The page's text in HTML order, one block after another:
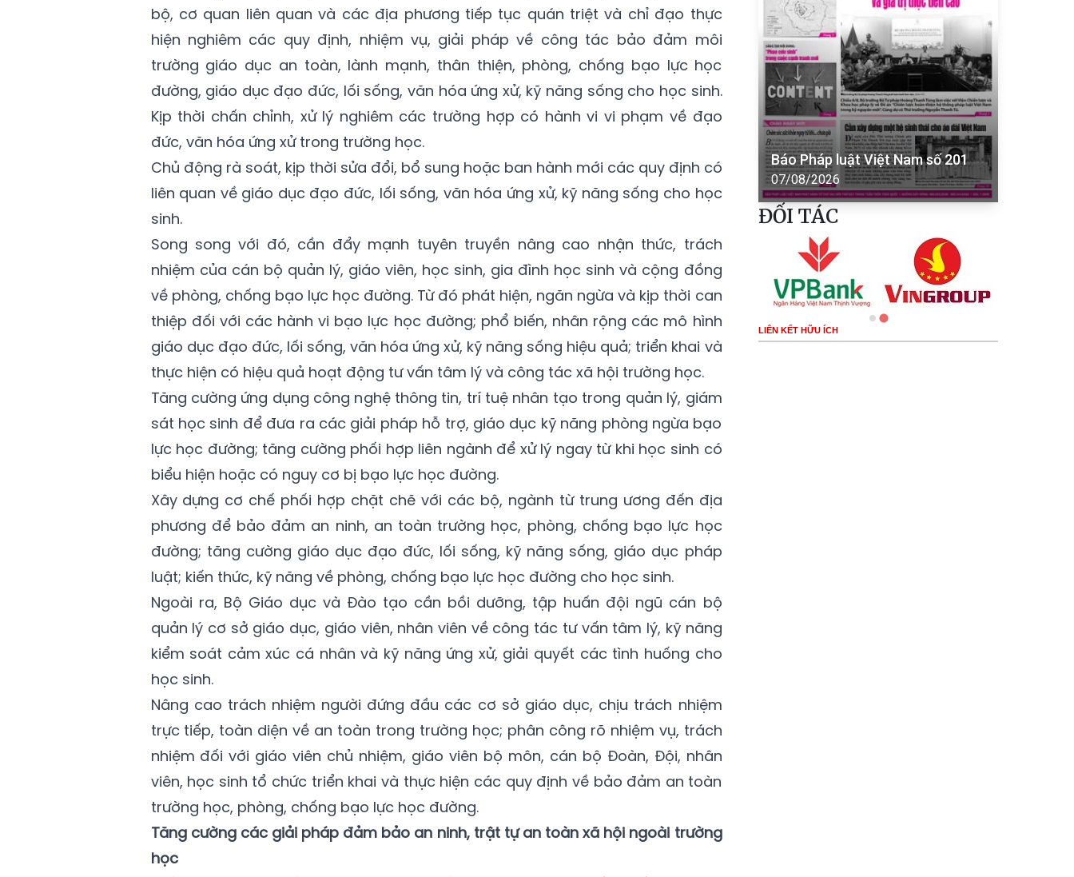
bộ, cơ quan liên quan và các địa phương tiếp tục quán triệt và chỉ đạo thực
hiện nghiêm các quy định, nhiệm vụ, giải pháp về công tác bảo đảm môi
trường giáo dục an toàn, lành mạnh, thân thiện, phòng, chống bạo lực học
đường, giáo dục đạo đức, lối sống, văn hóa ứng xử, kỹ năng sống cho học sinh.
Kịp thời chấn chỉnh, xử lý nghiêm các trường hợp có hành vi vi phạm về đạo
đức, văn hóa ứng xử trong trường học.
Chủ động rà soát, kịp thời sửa đổi, bổ sung hoặc ban hành mới các quy định có
liên quan về giáo dục đạo đức, lối sống, văn hóa ứng xử, kỹ năng sống cho học
sinh.
Song song với đó, cần đẩy mạnh tuyên truyền nâng cao nhận thức, trách
nhiệm của cán bộ quản lý, giáo viên, học sinh, gia đình học sinh và cộng đồng
về phòng, chống bạo lực học đường. Từ đó phát hiện, ngăn ngừa và kịp thời can
thiệp đối với các hành vi bạo lực học đường; phổ biến, nhân rộng các mô hình
giáo dục đạo đức, lối sống, văn hóa ứng xử, kỹ năng sống hiệu quả; triển khai và
thực hiện có hiệu quả hoạt động tư vấn tâm lý và công tác xã hội trường học.
Tăng cường ứng dụng công nghệ thông tin, trí tuệ nhân tạo trong quản lý, giám
sát học sinh để đưa ra các giải pháp hỗ trợ, giáo dục kỹ năng phòng ngừa bạo
lực học đường; tăng cường phối hợp liên ngành để xử lý ngay từ khi học sinh có
biểu hiện hoặc có nguy cơ bị bạo lực học đường.
Xây dựng cơ chế phối hợp chặt chẽ với các bộ, ngành từ trung ương đến địa
phương để bảo đảm an ninh, an toàn trường học, phòng, chống bạo lực học
đường; tăng cường giáo dục đạo đức, lối sống, kỹ năng sống, giáo dục pháp
luật; kiến thức, kỹ năng về phòng, chống bạo lực học đường cho học sinh.
Ngoài ra, Bộ Giáo dục và Đào tạo cần bồi dưỡng, tập huấn đội ngũ cán bộ
quản lý cơ sở giáo dục, giáo viên, nhân viên về công tác tư vấn tâm lý, kỹ năng
kiểm soát cảm xúc cá nhân và kỹ năng ứng xử, giải quyết các tình huống cho
học sinh.
Nâng cao trách nhiệm người đứng đầu các cơ sở giáo dục, chịu trách nhiệm
trực tiếp, toàn diện về an toàn trong trường học; phân công rõ nhiệm vụ, trách
nhiệm đối với giáo viên chủ nhiệm, giáo viên bộ môn, cán bộ Đoàn, Đội, nhân
viên, học sinh tổ chức triển khai và thực hiện các quy định về bảo đảm an toàn
trường học, phòng, chống bạo lực học đường.
Tăng cường các giải pháp đảm bảo an ninh, trật tự an toàn xã hội ngoài trường
học
Báo Pháp luật Việt Nam số 201
07/08/2026
ĐỐI TÁC
LIÊN KẾT HỮU ÍCH